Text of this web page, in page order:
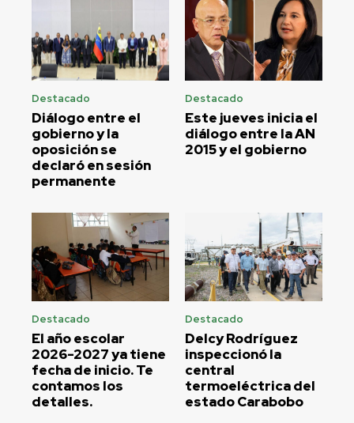
Destacado
Diálogo entre el
gobierno y la
oposición se
declaró en sesión
permanente
Destacado
Este jueves inicia el
diálogo entre la AN
2015 y el gobierno
Destacado
El año escolar
2026-2027 ya tiene
fecha de inicio. Te
contamos los
detalles.
Destacado
Delcy Rodríguez
inspeccionó la
central
termoeléctrica del
estado Carabobo